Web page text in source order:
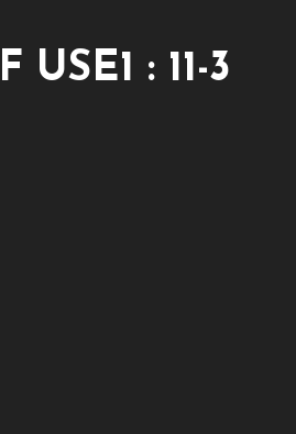
: 11-3